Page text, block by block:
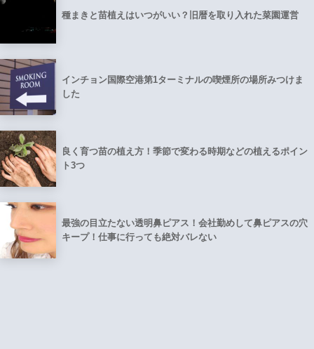
種まきと苗植えはいつがいい？旧暦を取り入れた菜園運営
インチョン国際空港第1ターミナルの喫煙所の場所みつけま
した
良く育つ苗の植え方！季節で変わる時期などの植えるポイン
ト3つ
最強の目立たない透明鼻ピアス！会社勤めして鼻ピアスの穴
キープ！仕事に行っても絶対バレない